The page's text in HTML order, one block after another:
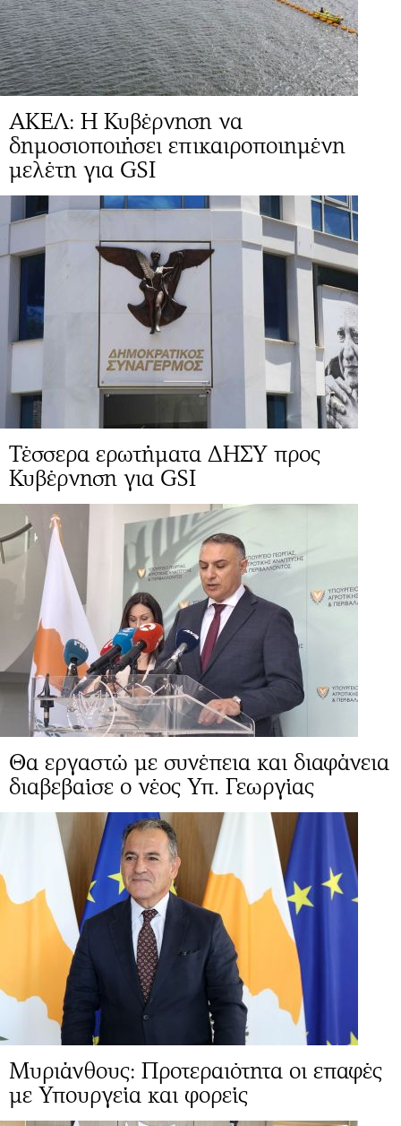
ΑΚΕΛ: Η Κυβέρνηση να
δημοσιοποιήσει επικαιροποιημένη
μελέτη για GSI
Τέσσερα ερωτήματα ΔΗΣΥ προς
Κυβέρνηση για GSI
Θα εργαστώ με συνέπεια και διαφάνεια
διαβεβαίσε ο νέος Υπ. Γεωργίας
Μυριάνθους: Προτεραιότητα οι επαφές
με Υπουργεία και φορείς